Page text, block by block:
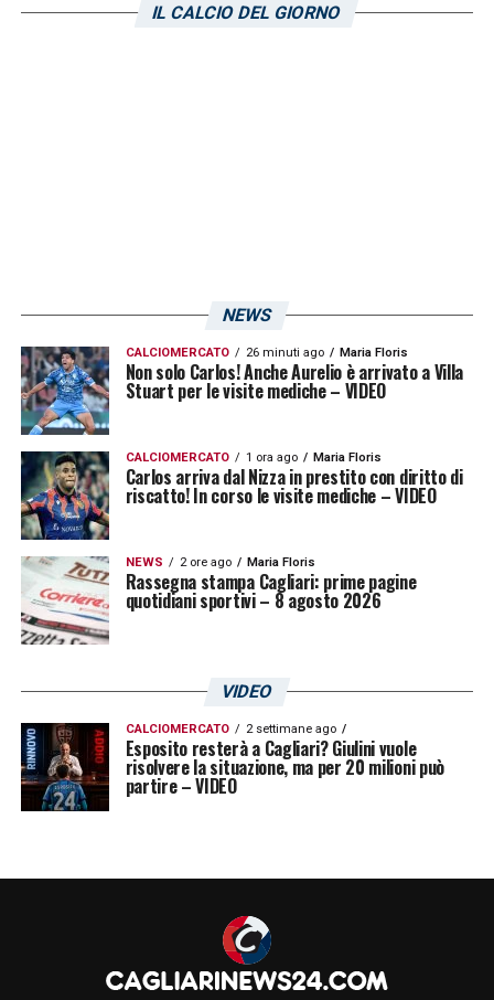
e nei prossimi giorni verranno ascoltati i
IL CALCIO DEL GIORNO
NEWS
CALCIOMERCATO 26 minuti ago Maria Floris
Non solo Carlos! Anche Aurelio è arrivato a Villa
Stuart per le visite mediche – VIDEO
CALCIOMERCATO 1 ora ago Maria Floris
Carlos arriva dal Nizza in prestito con diritto di
riscatto! In corso le visite mediche – VIDEO
NEWS 2 ore ago Maria Floris
Rassegna stampa Cagliari: prime pagine
quotidiani sportivi – 8 agosto 2026
VIDEO
CALCIOMERCATO 2 settimane ago
Esposito resterà a Cagliari? Giulini vuole
risolvere la situazione, ma per 20 milioni può
partire – VIDEO